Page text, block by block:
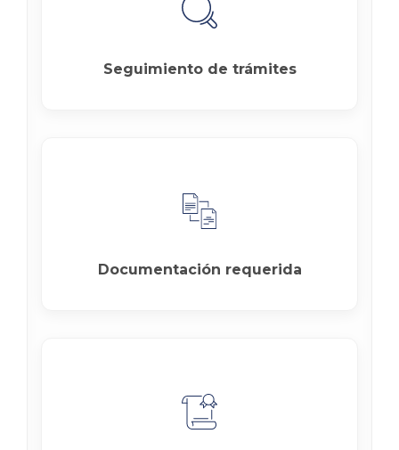
Seguimiento de trámites
Documentación requerida